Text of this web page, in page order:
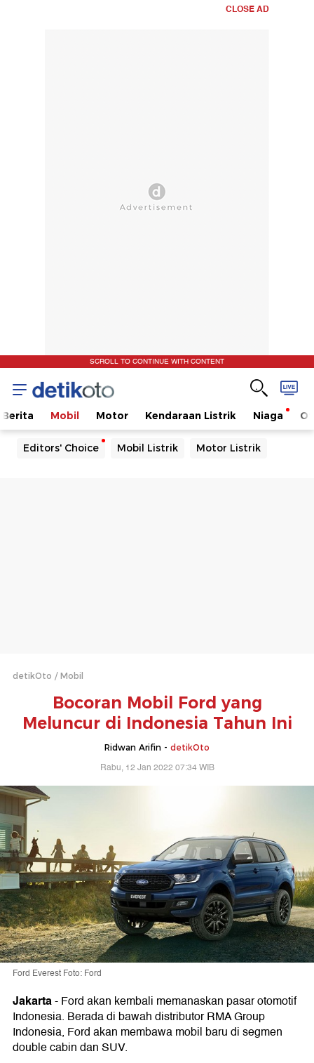
CLOSE AD
SCROLL TO CONTINUE WITH CONTENT
Berita Mobil Motor Kendaraan Listrik Niaga
Editors' Choice Mobil Listrik Motor Listrik
detikOto Mobil
Bocoran Mobil Ford yang
Meluncur di Indonesia Tahun Ini
Ridwan Arifin - detikOto
Rabu, 12 Jan 2022 07:34 WIB
Ford Everest Foto: Ford
Jakarta-Ford akan kembali memanaskan pasar otomotif
Indonesia. Berada di bawah distributor RMA Group
Indonesia, Ford akan membawa mobil baru di segmen
double cabin dan SUV.